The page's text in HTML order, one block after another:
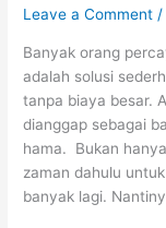
Leave a Comment /
Banyak orang
adalah solusi
tanpa biaya besar.
dianggap sebagai
hama. Bukan
zaman dahulu
banyak lagi.